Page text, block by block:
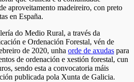
aproveitamento madeireiro, con preto
en España.
do Medio Rural, a través da
e Ordenación Forestal, vén de
de 2020, unha orde de axudas para
de ordenación e xestión forestal, cun
sendo esta a convocatoria máis
publicada pola Xunta de Galicia.